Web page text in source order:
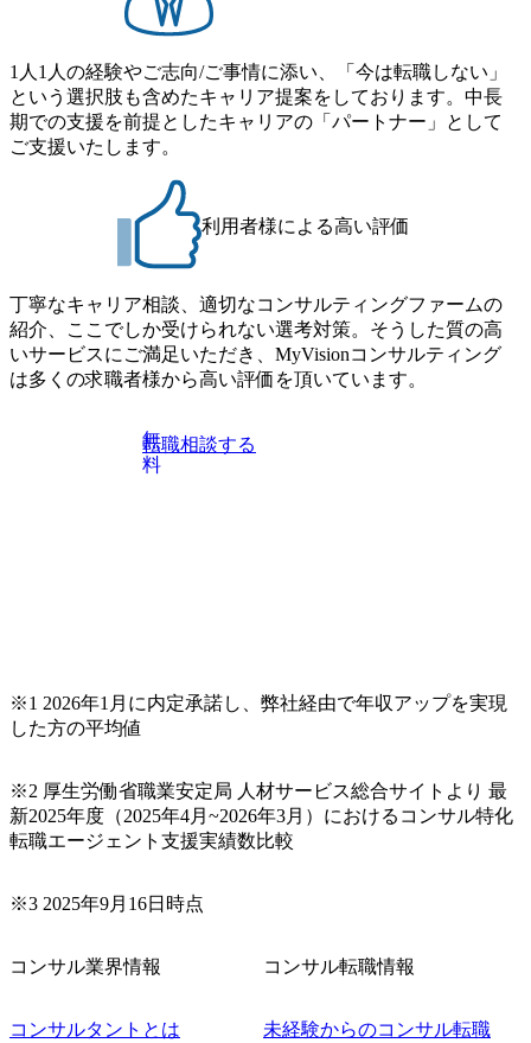
(調達改革・設備O&M)【SCS SU】 ・コンサルタント(ECM/
流改革/需給プロセス改革)【SSC SU】 ・SCM/ECMデータ・
プロセス分析・AI活用_Sustainable SCM Strategy Unit(Strategy
Consultant職)≪東京・大阪≫ ・コンサルタント(SCS SUオー
プンポジション)【SCS SU】 ※当日は全体での会社説明な
どはなく、個別選考のみの実施を予定しています ※1名あた
りの拘束時間は1時間～最大2時間半程度を想定しています
※1次面接と最終面接の間をなるべく空けないよう調整して
おりますが、調整が叶わないケースもございます オンライ
ン 書類選考通過者
日までにプログラム参加者をご案内します ・初回プログラ
ム : 8月29日(土)10:00～13:30 @ベイン東京オフィス(六本木)
・プログラム期間中はコンサルタントとの食事会、プロジ
ェクトのご紹介、ケースワークショップなどを実施します
・10月17日(土)開催の選考会にて採用面接を実施する予定で
す ※ご都合が合わない方は別途調整いたします 初回プロ
ラインまたはオフラインの実施 ※東京オフィスのみのご応
募となります。他オフィス希望を含めたご応募はお受けい
たしかねますのでご了承ください ● フルタイムでの職務経
歴を2年以上お持ちの方で、東京オフィスのコンサルタント
ポジションに応募意思がある方 ● 英語・日本語ともにビジ
ネスレベルの方 ※日本語が母国語でない方は日本語能力
試験N1またはそれ相当の上級レベルの日本語力(会話・読解
力)
1人1人の経験やご志向/ご事情に添い、「今は転職しない」
という選択肢も含めたキャリア提案をしております。中長
期での支援を前提としたキャリアの「パートナー」として
ご支援いたします。
利用者様による高い評価
丁寧なキャリア相談、適切なコンサルティングファームの
紹介、ここでしか受けられない選考対策。そうした質の高
いサービスにご満足いただき、MyVisionコンサルティング
は多くの求職者様から高い評価を頂いています。
無
料
転職相談する
※1 2026年1月に内定承諾し、弊社経由で年収アップを実現
した方の平均値
※2 厚生労働省職業安定局 人材サービス総合サイトより 最
新2025年度（2025年4月~2026年3月）におけるコンサル特化
転職エージェント支援実績数比較
※3 2025年9月16日時点
コンサル業界情報
コンサルタントとは
コンサル転職情報
未経験からのコンサル転職